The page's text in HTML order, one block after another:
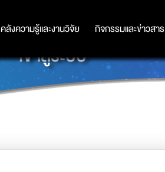
คลังความรู้และงานวิจัย กิจกรรมและข่าวสาร
คลังความรู้และงานวิจัย กิจกรรมและข่าวสาร
เข้าสู่ระบบ